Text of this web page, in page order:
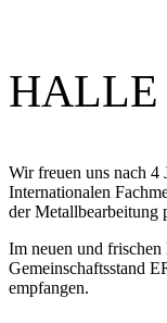
HALLE
Wir freuen uns nach 4
Internationalen
der Metallbearbeitung
Im neuen und
Gemeinschaftsstand
empfangen.